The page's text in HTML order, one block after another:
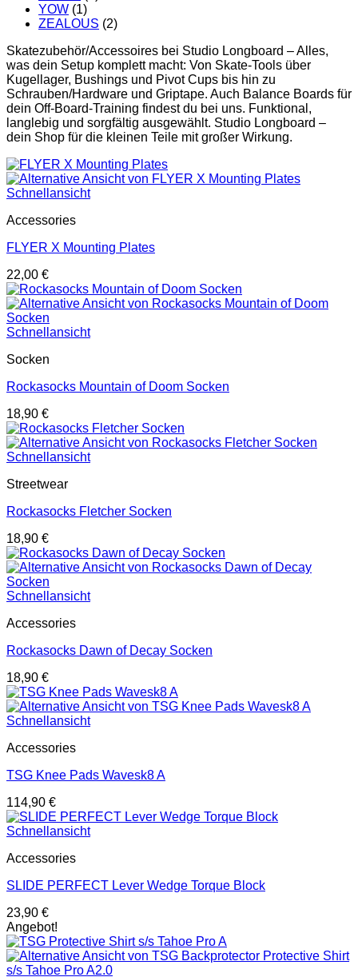
YOW (1)
ZEALOUS (2)
Skatezubehör/Accessoires bei Studio Longboard – Alles,
was dein Setup komplett macht: Von Skate-Tools über
Kugellager, Bushings und Pivot Cups bis hin zu
Schrauben/Hardware und Griptape. Auch Balance Boards für
dein Off-Board-Training findest du bei uns. Funktional,
langlebig und sorgfältig ausgewählt. Studio Longboard –
dein Shop für die kleinen Teile mit großer Wirkung.
Schnellansicht
Accessories
FLYER X Mounting Plates
22,00 €
Schnellansicht
Socken
Rockasocks Mountain of Doom Socken
18,90 €
Schnellansicht
Streetwear
Rockasocks Fletcher Socken
18,90 €
Schnellansicht
Accessories
Rockasocks Dawn of Decay Socken
18,90 €
Schnellansicht
Accessories
TSG Knee Pads Wavesk8 A
114,90 €
Schnellansicht
Accessories
SLIDE PERFECT Lever Wedge Torque Block
23,90 €
Angebot!